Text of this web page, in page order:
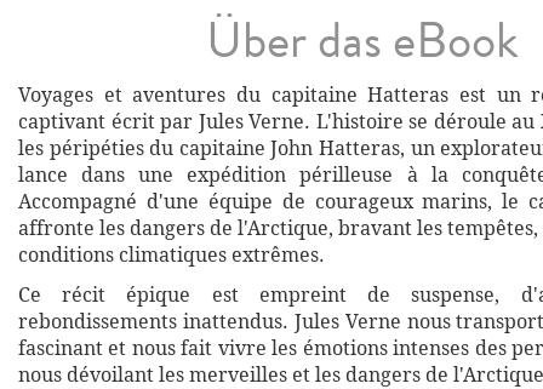
Über das eBook
Voyages et aventures du capitaine Hatteras est un
captivant écrit par Jules Verne. L'histoire se déroule au
les péripéties du capitaine John Hatteras, un
lance dans une expédition périlleuse à la
Accompagné d'une équipe de courageux marins, le
affronte les dangers de l'Arctique, bravant les tempêtes,
conditions climatiques extrêmes.
Ce récit épique est empreint de suspense,
rebondissements inattendus. Jules Verne nous
fascinant et nous fait vivre les émotions intenses des
nous dévoilant les merveilles et les dangers de